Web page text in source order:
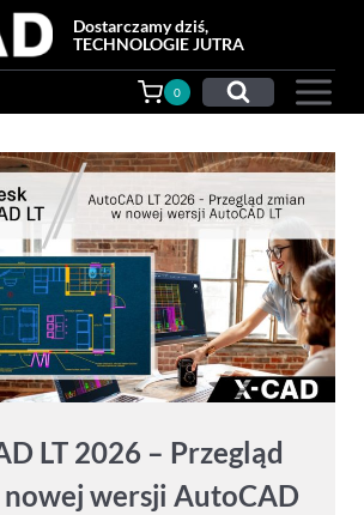
Dostarczamy dziś,
TECHNOLOGIE JUTRA
0
LT 2026 – Przegląd
wersji AutoCAD